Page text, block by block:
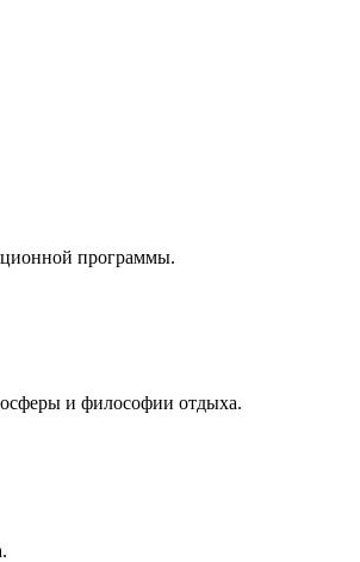
программы.
и философии отдыха.